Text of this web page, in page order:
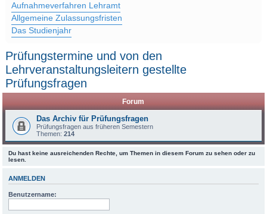
Aufnahmeverfahren Lehramt
Allgemeine Zulassungsfristen
Das Studienjahr
Prüfungstermine und von den
Lehrveranstaltungsleitern gestellte
Prüfungsfragen
Forum
Das Archiv für Prüfungsfragen
Prüfungsfragen aus früheren Semestern
Themen:214
Du hast keine ausreichenden Rechte, um Themen in diesem Forum zu sehen oder zu
lesen.
ANMELDEN
Benutzername: